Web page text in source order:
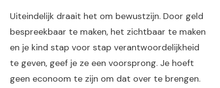
Uiteindelijk draait het om bewustzijn. Door geld
bespreekbaar te maken, het zichtbaar te maken
en je kind stap voor stap verantwoordelijkheid
te geven, geef je ze een voorsprong. Je hoeft
geen econoom te zijn om dat over te brengen.